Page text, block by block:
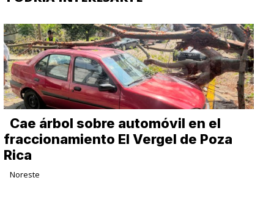
Cae árbol sobre automóvil en el
fraccionamiento El Vergel de Poza
Rica
Noreste